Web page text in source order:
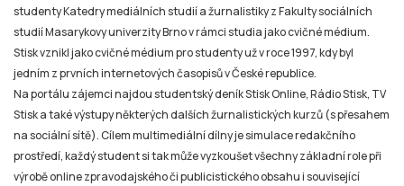
studenty Katedry mediálních studií a žurnalistiky z Fakulty sociálních
studií Masarykovy univerzity Brno v rámci studia jako cvičné médium.
Stisk vznikl jako cvičné médium pro studenty už v roce 1997, kdy byl
jedním z prvních internetových časopisů v České republice.
Na portálu zájemci najdou studentský deník Stisk Online, Rádio Stisk, TV
Stisk a také výstupy některých dalších žurnalistických kurzů (s přesahem
na sociální sítě). Cílem multimediální dílny je simulace redakčního
prostředí, každý student si tak může vyzkoušet všechny základní role při
výrobě online zpravodajského či publicistického obsahu i související